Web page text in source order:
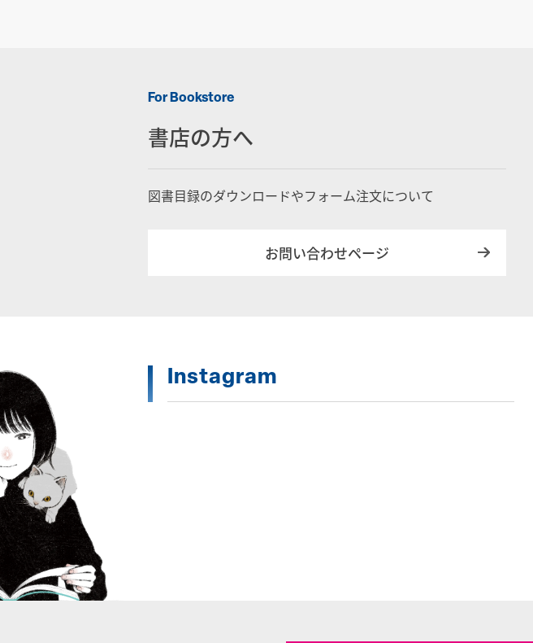
For Bookstore
書店の方へ
図書目録のダウンロードやフォーム注文について
お問い合わせページ
Instagram